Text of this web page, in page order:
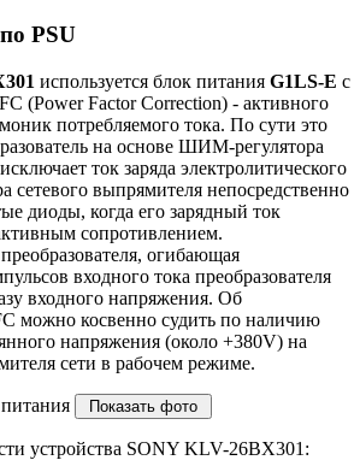
PSU
используется блок питания G1LS-E с
(Power Factor Correction) - активного
потребляемого тока. По сути это
на основе ШИМ-регулятора
ток заряда электролитического
сетевого выпрямителя непосредственно
диоды, когда его зарядный ток
сопротивлением.
огибающая
входного тока преобразователя
входного напряжения. Об
можно косвенно судить по наличию
напряжения (около +380V) на
сети в рабочем режиме.
устройства SONY KLV-26BX301: